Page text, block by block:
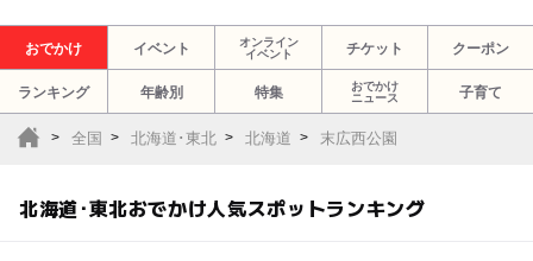
おでかけ イベント
オンライン
イベント
チケット クーポン
ランキング 年齢別 特集
おでかけ
ニュース
子育て
全国 北海道･東北 北海道 末広西公園
北海道･東北おでかけ人気スポットランキング